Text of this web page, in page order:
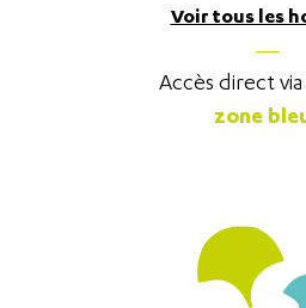
Voir tous les
Accès direct
zone